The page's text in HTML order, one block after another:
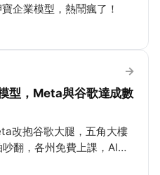
企業模型，熱鬧瘋了！
→
型，Meta與谷歌達成數
改抱谷歌大腿，五角大樓
翻，各州免費上課，AI已